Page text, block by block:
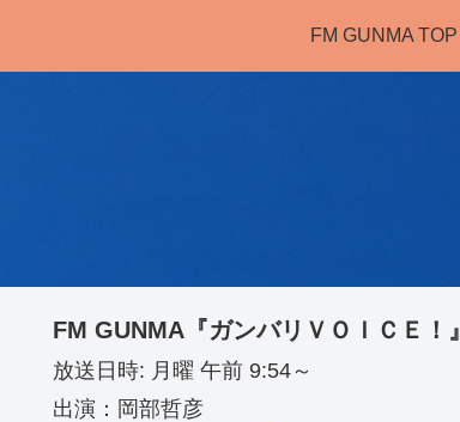
FM GUNMA TOP
FM GUNMA『ガンバリＶＯＩＣＥ！』
放送日時: 月曜 午前 9:54～
出演：岡部哲彦